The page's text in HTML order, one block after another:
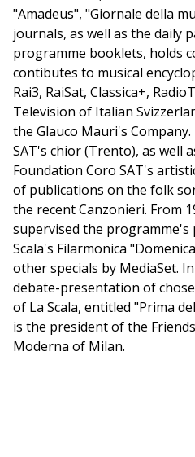
"Amadeus", "Giornale della
journals, as well as the daily
programme booklets, holds
contibutes to musical
Rai3, RaiSat, Classica+,
Television of Italian
the Glauco Mauri's
SAT's chior (Trento), as well
Foundation Coro SAT's
of publications on the folk
the recent Canzonieri. From
supervised the
Scala's Filarmonica
other specials by MediaSet.
debate-presentation of
of La Scala, entitled "Prima
is the president of the
Moderna of Milan.